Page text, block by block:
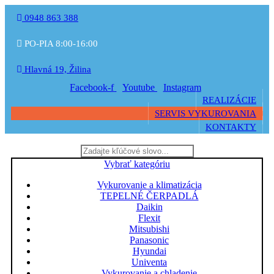
0948 863 388
PO-PIA 8:00-16:00
Hlavná 19, Žilina
Facebook-f Youtube Instagram
REALIZÁCIE
SERVIS VYKUROVANIA
KONTAKTY
Vybrať kategóriu
Vykurovanie a klimatizácia
TEPELNÉ ČERPADLÁ
Daikin
Flexit
Mitsubishi
Panasonic
Hyundai
Univenta